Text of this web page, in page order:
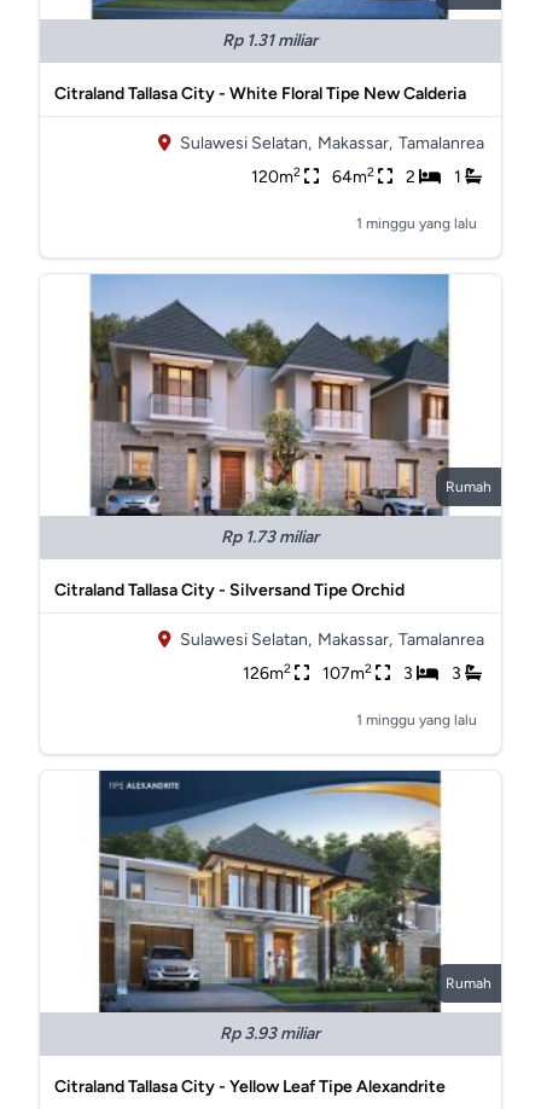
Rp 1.31 miliar
Citraland Tallasa City - White Floral Tipe New Calderia
Sulawesi Selatan, Makassar, Tamalanrea
120m2 64m2 2 1
1 minggu yang lalu
Rumah
Rp 1.73 miliar
Citraland Tallasa City - Silversand Tipe Orchid
Sulawesi Selatan, Makassar, Tamalanrea
126m2 107m2 3 3
1 minggu yang lalu
Rumah
Rp 3.93 miliar
Citraland Tallasa City - Yellow Leaf Tipe Alexandrite